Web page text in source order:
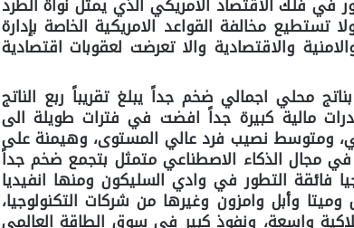
مخالفة القواعد الامريكية الخاصة بإدارة
والاقتصادية والا تعرضت لعقوبات اقتصادية
محلي اجمالي ضخم جداً يبلغ تقريباً ربع الناتج
(28 ترليون عام 2026) وقدرات مالية كبيرة جداً افضت في فترات طويلة الى
ومتوسط نصيب فرد عالي المستوى، وهيمنة على
في مجال الذكاء الاصطناعي متمثل بتجمع ضخم جداً
فائقة التطور في وادي السليكون ومنها انفيديا
وأبل وامزون وغيرها من شركات التكنولوجيا،
واسعة، ونفوذ كبير في سوق الطاقة العالمي